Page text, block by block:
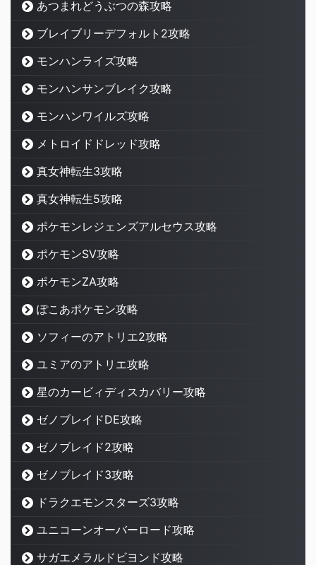
あつまれどうぶつの森攻略
ブレイブリーデフォルト2攻略
モンハンライズ攻略
モンハンサンブレイク攻略
モンハンワイルズ攻略
メトロイドドレッド攻略
真女神転生3攻略
真女神転生5攻略
ポケモンレジェンズアルセウス攻略
ポケモンSV攻略
ポケモンZA攻略
ぽこあポケモン攻略
ソフィーのアトリエ2攻略
ユミアのアトリエ攻略
星のカービィディスカバリー攻略
ゼノブレイドDE攻略
ゼノブレイド2攻略
ゼノブレイド3攻略
ドラクエモンスターズ3攻略
ユニコーンオーバーロード攻略
サガエメラルドビヨンド攻略